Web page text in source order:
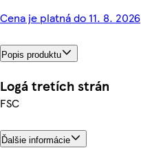
Cena je platná do 11. 8. 2026
Popis produktu
Logá tretích strán
FSC
Ďalšie informácie